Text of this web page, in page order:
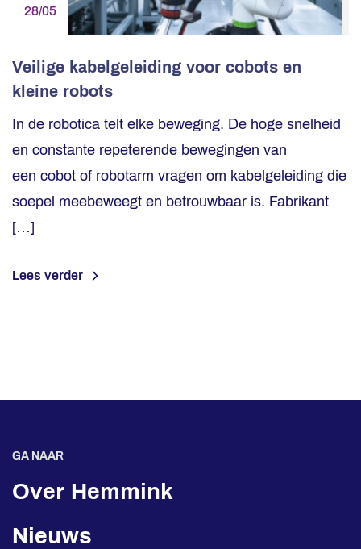
28/05
Veilige kabelgeleiding voor cobots en
kleine robots
In de robotica telt elke beweging. De hoge snelheid
en constante repeterende bewegingen van
een cobot of robotarm vragen om kabelgeleiding die
soepel meebeweegt en betrouwbaar is. Fabrikant
[…]
Lees verder
GA NAAR
Over Hemmink
Nieuws